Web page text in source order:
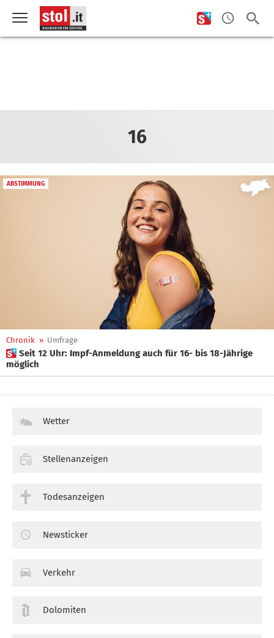
16
ABSTIMMUNG
Chronik » Umfrage
 Seit 12 Uhr: Impf-Anmeldung auch für 16- bis 18-Jährige
möglich
Wetter
Stellenanzeigen
Todesanzeigen
Newsticker
Verkehr
Dolomiten